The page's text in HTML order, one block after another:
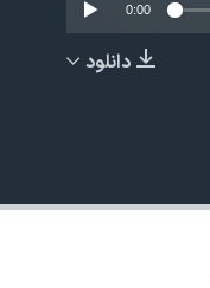
EMBED
0:00
دانلود